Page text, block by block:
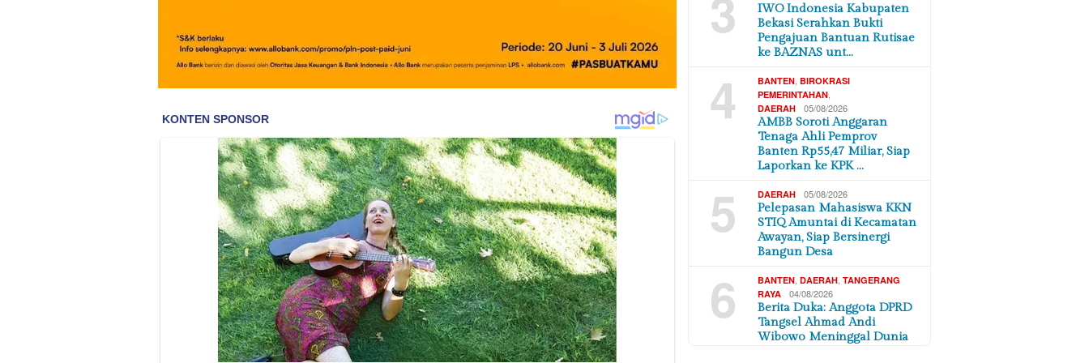
IWO Indonesia Kabupaten
Bekasi Serahkan Bukti
Pengajuan Bantuan Rutisae
ke BAZNAS unt…
4 BANTEN ,BIROKRASI
PEMERINTAHAN
DAERAH 05/08/2026
AMBB Soroti Anggaran
Tenaga Ahli Pemprov
Banten Rp55,47 Miliar, Siap
Laporkan ke KPK …
5 DAERAH 05/08/2026
Pelepasan Mahasiswa KKN
STIQ Amuntai di Kecamatan
Awayan, Siap Bersinergi
Bangun Desa
6 BANTEN ,DAERAH ,TANGERANG
RAYA
04/08/2026
Berita Duka: Anggota DPRD
Tangsel Ahmad Andi
Wibowo Meninggal Dunia